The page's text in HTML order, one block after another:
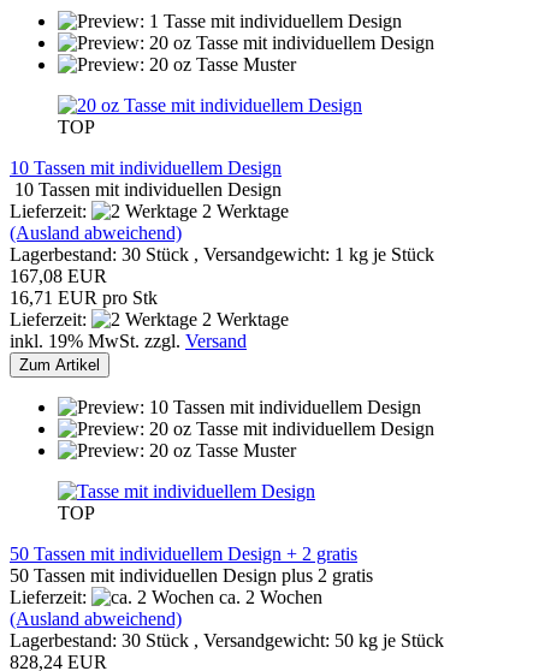
TOP
10 Tassen mit individuellem Design
10 Tassen mit individuellen Design
Lieferzeit:
2 Werktage
(Ausland abweichend)
Lagerbestand: 30 Stück , Versandgewicht: 1 kg je Stück
167,08 EUR
16,71 EUR pro Stk
Lieferzeit:
2 Werktage
inkl. 19% MwSt. zzgl. Versand
Zum Artikel
TOP
50 Tassen mit individuellem Design + 2 gratis
50 Tassen mit individuellen Design plus 2 gratis
Lieferzeit:
ca. 2 Wochen
(Ausland abweichend)
Lagerbestand: 30 Stück , Versandgewicht: 50 kg je Stück
828,24 EUR